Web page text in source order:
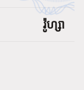
រ៉ូហ្សា